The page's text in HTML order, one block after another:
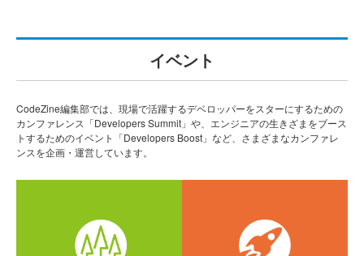
イベント
CodeZine編集部では、現場で活躍するデベロッパーをスターにするための
カンファレンス「Developers Summit」や、エンジニアの生きざまをブース
トするためのイベント「Developers Boost」など、さまざまなカンファレ
ンスを企画・運営しています。